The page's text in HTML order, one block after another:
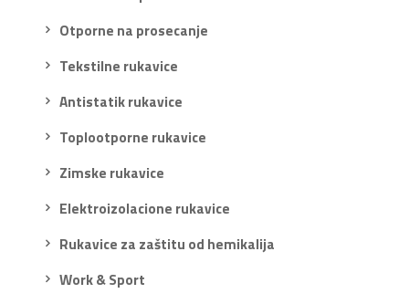
Otporne na prosecanje
Tekstilne rukavice
Antistatik rukavice
Toplootporne rukavice
Zimske rukavice
Elektroizolacione rukavice
Rukavice za zaštitu od hemikalija
Work & Sport